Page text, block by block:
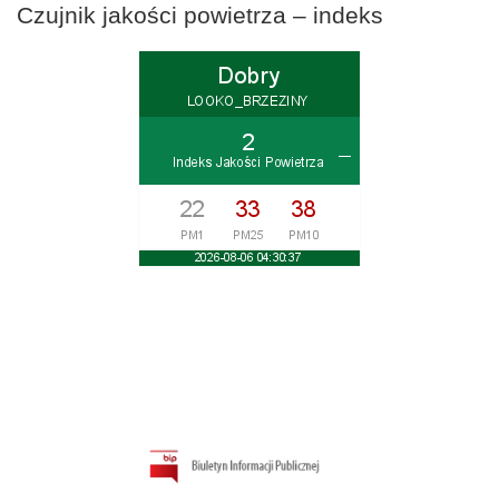
Czujnik jakości powietrza – indeks